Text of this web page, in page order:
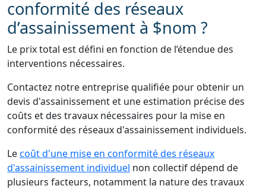
conformité des réseaux
d’assainissement à $nom ?
Le prix total est défini en fonction de l’étendue des
interventions nécessaires.
Contactez notre entreprise qualifiée pour obtenir un
devis d'assainissement et une estimation précise des
coûts et des travaux nécessaires pour la mise en
conformité des réseaux d'assainissement individuels.
Lecoût d'une mise en conformité des réseaux
d'assainissement individuel non collectif dépend de
plusieurs facteurs, notamment la nature des travaux